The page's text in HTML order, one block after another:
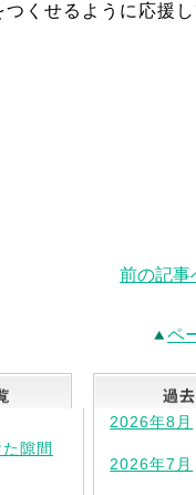
つくせるように応援し
前の記事
ペ
最新記事一覧
隙間
2026年8月
2026年7月